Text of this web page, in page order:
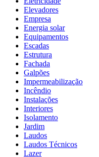
Elevadores
Empresa
Energia solar
Equipamentos
Escadas
Estrutura
Fachada
Galpões
Impermeabilização
Incêndio
Instalações
Interiores
Isolamento
Jardim
Laudos
Laudos Técnicos
Lazer